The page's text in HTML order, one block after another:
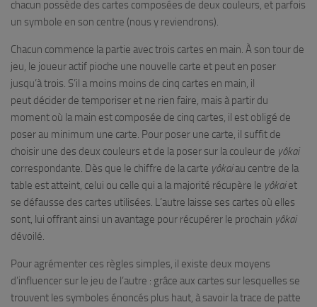
chacun possède des cartes composées de deux couleurs, et parfois
un symbole en son centre (nous y reviendrons).
Chacun commence la partie avec trois cartes en main. À son tour de
jeu, le joueur actif pioche une nouvelle carte et peut en poser
jusqu’à trois. S’il a moins moins de cinq cartes en main, il
peut décider de temporiser et ne rien faire, mais à partir du
moment où la main est composée de cinq cartes, il est obligé de
poser au minimum une carte. Pour poser une carte, il suffit de
choisir une des deux couleurs et de la poser sur la couleur de yôkai
correspondante. Dès que le chiffre de la carte yôkaiau centre de la
table est atteint, celui ou celle qui a la majorité récupère le yôkaiet
se défausse des cartes utilisées. L’autre laisse ses cartes où elles
sont, lui offrant ainsi un avantage pour récupérer le prochain yôkai
dévoilé.
Pour agrémenter ces règles simples, il existe deux moyens
d’influencer sur le jeu de l’autre : grâce aux cartes sur lesquelles se
trouvent les symboles énoncés plus haut, à savoir la trace de patte